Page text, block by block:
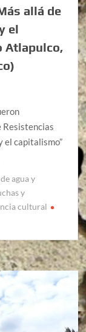
allá de
el
Atlapulco,
Resistencias
el capitalismo”
agua y
y
cultural